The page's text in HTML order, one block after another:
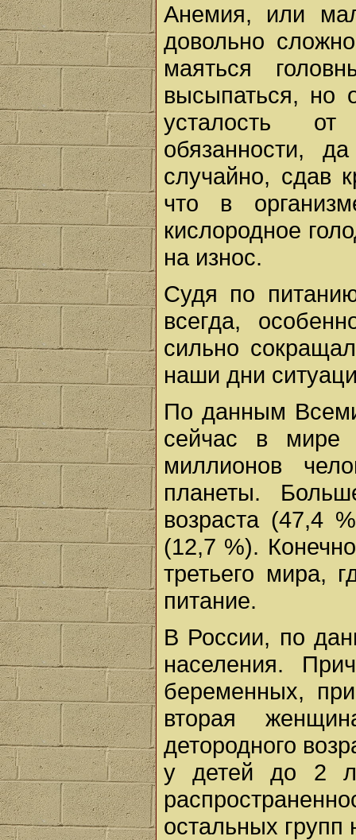
Анемия, или
довольно
маяться
высыпаться, но
усталость
обязанности,
случайно, сдав
что в
кислородное
на износ.
Судя по
всегда,
сильно
наши дни
По данным
сейчас в мире
миллионов
планеты.
возраста (47,4
(12,7 %).
третьего мира,
питание.
В России, по
населения.
беременных,
вторая
детородного
у детей до 2
остальных